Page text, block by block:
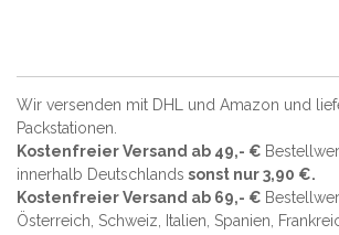
Wir versenden mit DHL und Amazon und
Packstationen.
Kostenfreier Versand ab 49,- €
innerhalb Deutschlands sonst nur 3,90 €.
Kostenfreier Versand ab 69,- €
Österreich, Schweiz, Italien, Spanien,